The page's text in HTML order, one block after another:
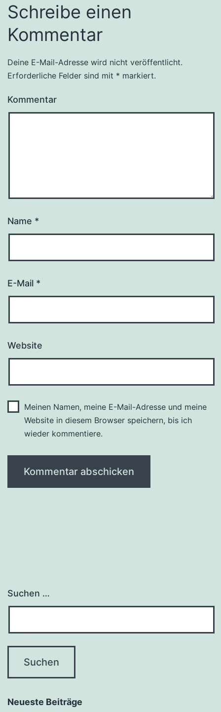
Schreibe einen
Kommentar
Deine E-Mail-Adresse wird nicht veröffentlicht.
Erforderliche Felder sind mit * markiert.
Kommentar
Name *
E-Mail *
Website
Meinen Namen, meine E-Mail-Adresse und meine
Website in diesem Browser speichern, bis ich
wieder kommentiere.
Suchen …
Neueste Beiträge